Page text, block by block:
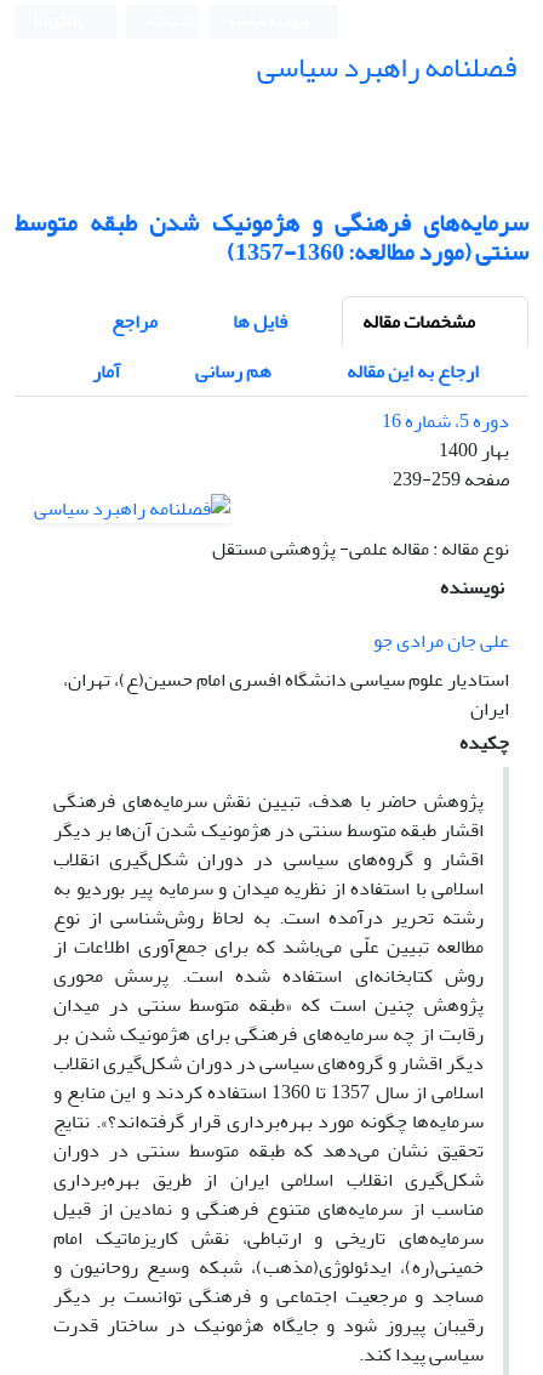
فصلنامه راهبرد سیاسی
سرمایه‌های فرهنگی و هژمونیک شدن طبقه متوسط
سنتی (مورد مطالعه: 1360-1357)
مشخصات مقاله فایل ها
مراجع
ارجاع به این مقاله
هم رسانی
آمار
دوره 5، شماره 16
بهار 1400
صفحه239-259
نوع مقاله : مقاله علمی- پژوهشی مستقل
نویسنده
علی جان مرادی جو
استادیار علوم سیاسی دانشگاه افسری امام حسین(ع)، تهران،
ایران
چکیده
پژوهش حاضر با هدف، تبیین نقش سرمایه‌های فرهنگی
اقشار طبقه متوسط سنتی در هژمونیک شدن آن‌ها بر دیگر
اقشار و گروه‌های سیاسی در دوران شکل‌گیری انقلاب
اسلامی با استفاده از نظریه میدان و سرمایه پیر بوردیو به
رشته تحریر درآمده است. به لحاظ روش‌شناسی از نوع
مطالعه تبیین علّی می‌باشد که برای جمع‌آوری اطلاعات از
روش کتابخانه‌ای استفاده شده است. پرسش محوری
پژوهش چنین است که «طبقه متوسط سنتی در میدان
رقابت از چه سرمایه‌های فرهنگی برای هژمونیک شدن بر
دیگر اقشار و گروه‌های سیاسی در دوران شکل‌گیری انقلاب
اسلامی از سال 1357 تا 1360 استفاده کردند و این منابع و
سرمایه‌ها چگونه مورد بهره‌برداری قرار گرفته‌اند؟». نتایج
تحقیق نشان می‌دهد که طبقه متوسط سنتی در دوران
شکل‌گیری انقلاب اسلامی ایران از طریق بهره‌برداری
مناسب از سرمایه‌های متنوع فرهنگی و نمادین از قبیل
سرمایه‌های تاریخی و ارتباطی، نقش کاریزماتیک امام
خمینی(ره)، ایدئولوژی(مذهب)، شبکه وسیع روحانیون و
مساجد و مرجعیت اجتماعی و فرهنگی توانست بر دیگر
رقیبان پیروز شود و جایگاه هژمونیک در ساختار قدرت
سیاسی پیدا کند.